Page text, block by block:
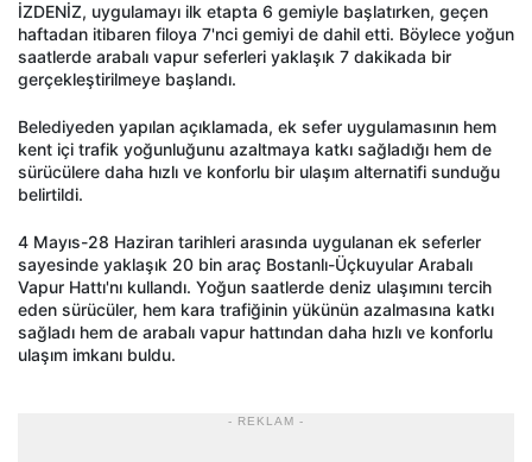
İZDENİZ, uygulamayı ilk etapta 6 gemiyle başlatırken, geçen
haftadan itibaren filoya 7'nci gemiyi de dahil etti. Böylece yoğun
saatlerde arabalı vapur seferleri yaklaşık 7 dakikada bir
gerçekleştirilmeye başlandı.
Belediyeden yapılan açıklamada, ek sefer uygulamasının hem
kent içi trafik yoğunluğunu azaltmaya katkı sağladığı hem de
sürücülere daha hızlı ve konforlu bir ulaşım alternatifi sunduğu
belirtildi.
4 Mayıs-28 Haziran tarihleri arasında uygulanan ek seferler
sayesinde yaklaşık 20 bin araç Bostanlı-Üçkuyular Arabalı
Vapur Hattı'nı kullandı. Yoğun saatlerde deniz ulaşımını tercih
eden sürücüler, hem kara trafiğinin yükünün azalmasına katkı
sağladı hem de arabalı vapur hattından daha hızlı ve konforlu
ulaşım imkanı buldu.
- REKLAM -